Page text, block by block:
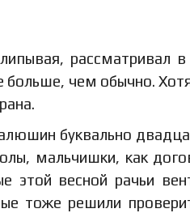
рассматривал
больше, чем обычно.
буквально
мальчишки, как
этой весной рачьи
тоже решили